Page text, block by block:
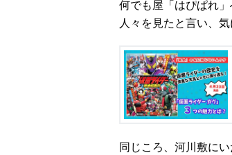
何でも屋「はぴぱれ
人々を見たと言い、
同じころ、河川敷に